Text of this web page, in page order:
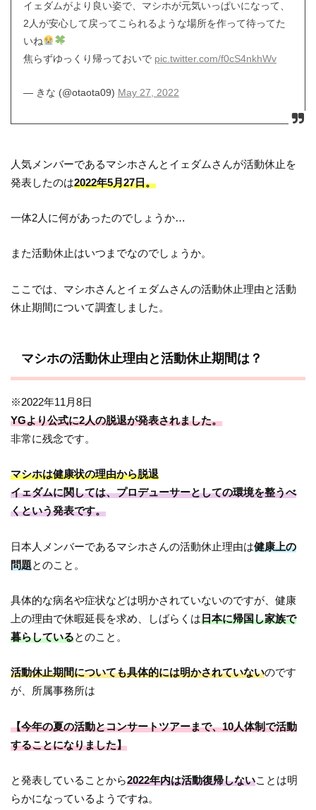
イェダムがより良い姿で、マシホが元気いっぱいになって、
2人が安心して戻ってこられるような場所を作って待ってた
いね
焦らずゆっくり帰っておいで pic.twitter.com/f0cS4nkhWv
— きな (@otaota09) May 27, 2022
人気メンバーであるマシホさんとイェダムさんが活動休止を
発表したのは2022年5月27日。
一体2人に何があったのでしょうか…
また活動休止はいつまでなのでしょうか。
ここでは、マシホさんとイェダムさんの活動休止理由と活動
休止期間について調査しました。
マシホの活動休止理由と活動休止期間は？
※2022年11月8日
YGより公式に2人の脱退が発表されました。
非常に残念です。
マシホは健康状の理由から脱退
イェダムに関しては、プロデューサーとしての環境を整うべ
くという発表です。
日本人メンバーであるマシホさんの活動休止理由は健康上の
問題とのこと。
具体的な病名や症状などは明かされていないのですが、健康
上の理由で休暇延長を求め、しばらくは日本に帰国し家族で
暮らしているとのこと。
活動休止期間についても具体的には明かされていないのです
が、所属事務所は
【今年の夏の活動とコンサートツアーまで、10人体制で活動
することになりました】
と発表していることから2022年内は活動復帰しないことは明
らかになっているようですね。